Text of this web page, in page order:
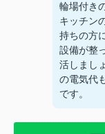
輪場付き
キッチン
持ちの方
設備が整
活しまし
の電気代
です。